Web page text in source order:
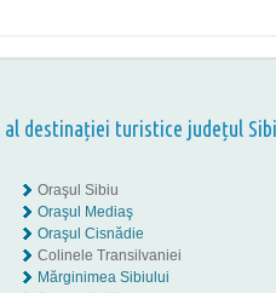
destinației turistice județul
Oraşul Sibiu
Oraşul Mediaş
Oraşul Cisnădie
Colinele Transilvaniei
Mărginimea Sibiului